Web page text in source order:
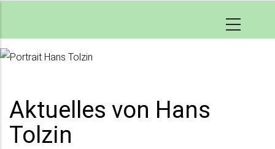
Inhalt
Aktuelles von Hans
Tolzin